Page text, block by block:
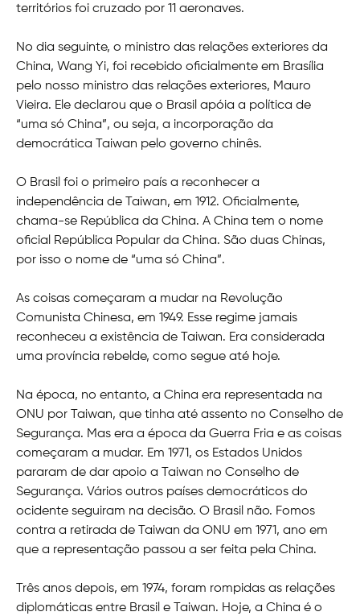
territórios foi cruzado por 11 aeronaves.
No dia seguinte, o ministro das relações exteriores da
China, Wang Yi, foi recebido oficialmente em Brasília
pelo nosso ministro das relações exteriores, Mauro
Vieira. Ele declarou que o Brasil apóia a política de
“uma só China”, ou seja, a incorporação da
democrática Taiwan pelo governo chinês.
O Brasil foi o primeiro país a reconhecer a
independência de Taiwan, em 1912. Oficialmente,
chama-se República da China. A China tem o nome
oficial República Popular da China. São duas Chinas,
por isso o nome de “uma só China”.
As coisas começaram a mudar na Revolução
Comunista Chinesa, em 1949. Esse regime jamais
reconheceu a existência de Taiwan. Era considerada
uma província rebelde, como segue até hoje.
Na época, no entanto, a China era representada na
ONU por Taiwan, que tinha até assento no Conselho de
Segurança. Mas era a época da Guerra Fria e as coisas
começaram a mudar. Em 1971, os Estados Unidos
pararam de dar apoio a Taiwan no Conselho de
Segurança. Vários outros países democráticos do
ocidente seguiram na decisão. O Brasil não. Fomos
contra a retirada de Taiwan da ONU em 1971, ano em
que a representação passou a ser feita pela China.
Três anos depois, em 1974, foram rompidas as relações
diplomáticas entre Brasil e Taiwan. Hoje, a China é o